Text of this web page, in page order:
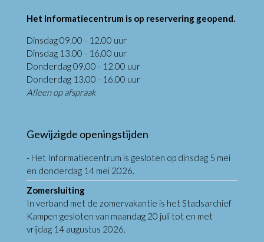
Het Informatiecentrum is op reservering geopend.
Dinsdag 09.00 - 12.00 uur
Dinsdag 13.00 - 16.00 uur
Donderdag 09.00 - 12.00 uur
Donderdag 13.00 - 16.00 uur
Alleen op afspraak
Gewijzigde openingstijden
- Het Informatiecentrum is gesloten op dinsdag 5 mei
en donderdag 14 mei 2026.
Zomersluiting
In verband met de zomervakantie is het Stadsarchief
Kampen gesloten van maandag 20 juli tot en met
vrijdag 14 augustus 2026.